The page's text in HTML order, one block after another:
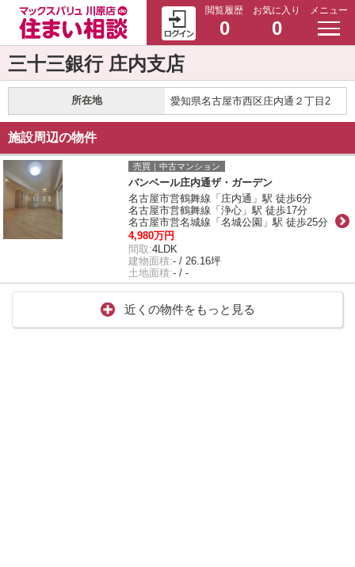
閲覧履歴
0
お気に入り
0
メニュー
三十三銀行 庄内支店
所在地 愛知県名古屋市西区庄内通２丁目2
施設周辺の物件
売買｜中古マンション
バンベール庄内通ザ・ガーデン
名古屋市営鶴舞線「庄内通」駅 徒歩6分
名古屋市営鶴舞線「浄心」駅 徒歩17分
名古屋市営名城線「名城公園」駅 徒歩25分
4,980万円
間取:4LDK
建物面積:- / 26.16坪
土地面積:- / -
近くの物件をもっと見る